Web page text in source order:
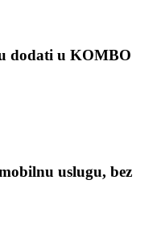
dodati u KOMBO
uslugu, bez